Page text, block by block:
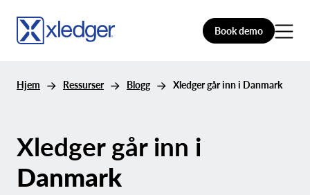
Book demo
Hjem Ressurser Blogg Xledger går inn i Danmark
Xledger går inn i
Danmark